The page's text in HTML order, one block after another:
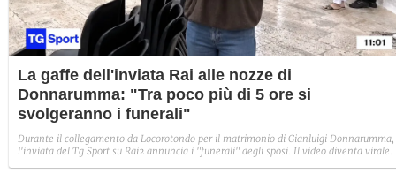
La gaffe dell'inviata Rai alle nozze di
Donnarumma: "Tra poco più di 5 ore si
svolgeranno i funerali"
Durante il collegamento da Locorotondo per il matrimonio di Gianluigi Donnarumma,
l'inviata del Tg Sport su Rai2 annuncia i "funerali" degli sposi. Il video diventa virale.